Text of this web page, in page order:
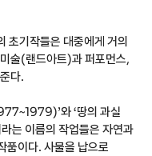
기작들은 대중에게 거의
술(랜드아트)과 퍼포먼스,
다.
와 ‘땅의 과실
이름의 작업들은 자연과
품이다. 사물을 납으로